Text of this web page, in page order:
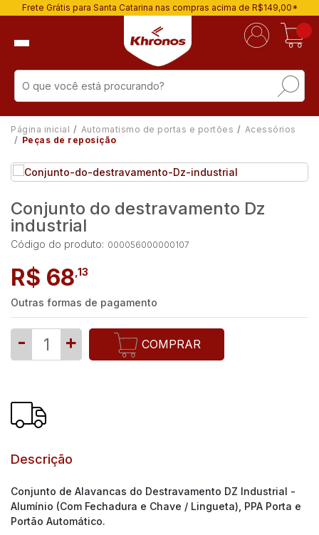
Frete Grátis para Santa Catarina nas compras acima de R$149,00*
Página inicial Automatismo de portas e portões
Acessórios
Peças de reposição
Conjunto do destravamento Dz
industrial
Código do produto: 000056000000107
R$ 68 ,13
Outras formas de pagamento
- + COMPRAR
Descrição
Conjunto de Alavancas do Destravamento DZ Industrial -
Alumínio (Com Fechadura e Chave / Lingueta), PPA Porta e
Portão Automático.